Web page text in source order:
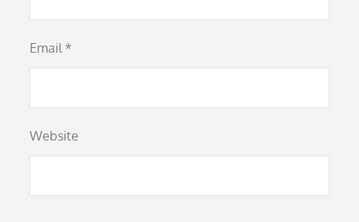
Email *
Website